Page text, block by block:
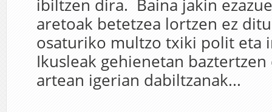
ibiltzen dira. Baina jakin
aretoak betetzea lortzen ez
osaturiko multzo txiki polit eta
Ikusleak gehienetan
artean igerian dabiltzanak...